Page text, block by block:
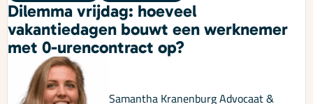
Dilemma vrijdag: hoeveel
vakantiedagen bouwt een werknemer
met 0-urencontract op?
Samantha KranenburgAdvocaat &